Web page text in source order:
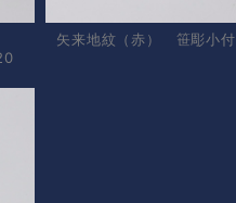
矢来地紋（赤） 笹彫小付